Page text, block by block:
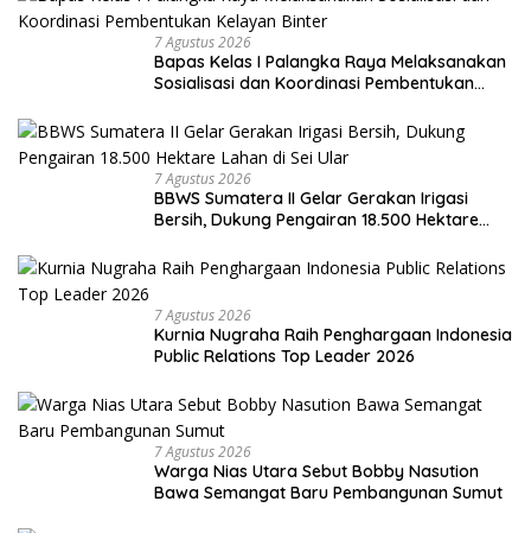
7 Agustus 2026
Bapas Kelas I Palangka Raya Melaksanakan
Sosialisasi dan Koordinasi Pembentukan
7 Agustus 2026
BBWS Sumatera II Gelar Gerakan Irigasi
Bersih, Dukung Pengairan 18.500 Hektare
7 Agustus 2026
Kurnia Nugraha Raih Penghargaan Indonesia
Public Relations Top Leader 2026
7 Agustus 2026
Warga Nias Utara Sebut Bobby Nasution
Bawa Semangat Baru Pembangunan Sumut